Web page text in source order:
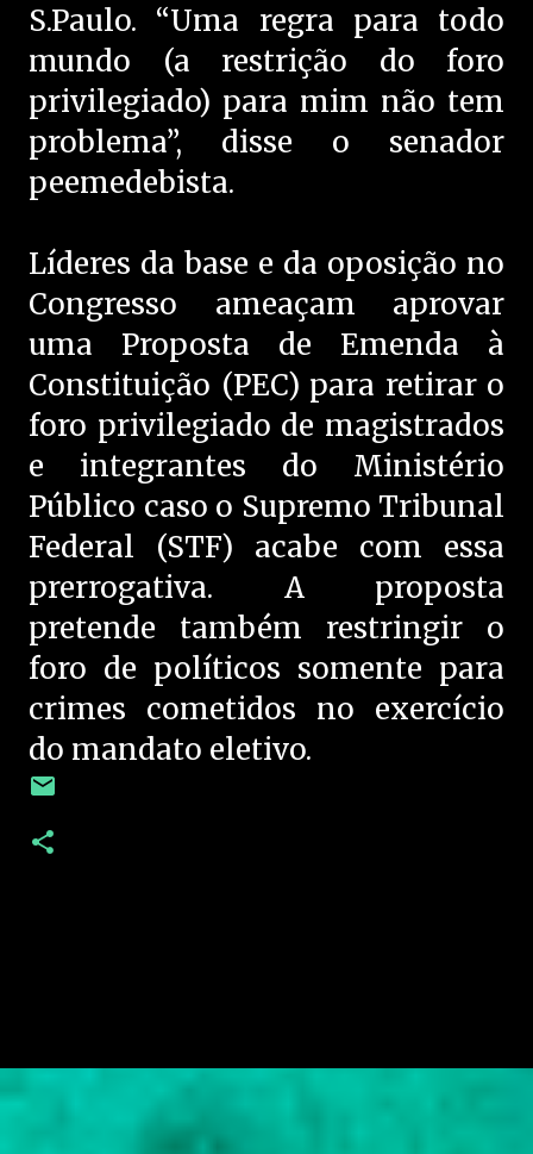
S.Paulo. “Uma regra para todo
mundo (a restrição do foro
privilegiado) para mim não tem
problema”, disse o senador
peemedebista.
Líderes da base e da oposição no
Congresso ameaçam aprovar
uma Proposta de Emenda à
Constituição (PEC) para retirar o
foro privilegiado de magistrados
e integrantes do Ministério
Público caso o Supremo Tribunal
Federal (STF) acabe com essa
prerrogativa. A proposta
pretende também restringir o
foro de políticos somente para
crimes cometidos no exercício
do mandato eletivo.